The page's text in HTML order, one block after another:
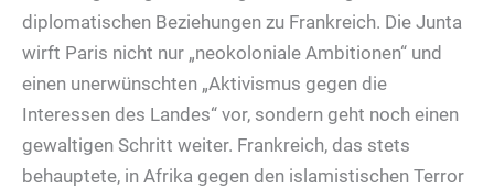
diplomatischen Beziehungen zu Frankreich. Die Junta
wirft Paris nicht nur „neokoloniale Ambitionen“ und
einen unerwünschten „Aktivismus gegen die
Interessen des Landes“ vor, sondern geht noch einen
gewaltigen Schritt weiter. Frankreich, das stets
behauptete, in Afrika gegen den islamistischen Terror